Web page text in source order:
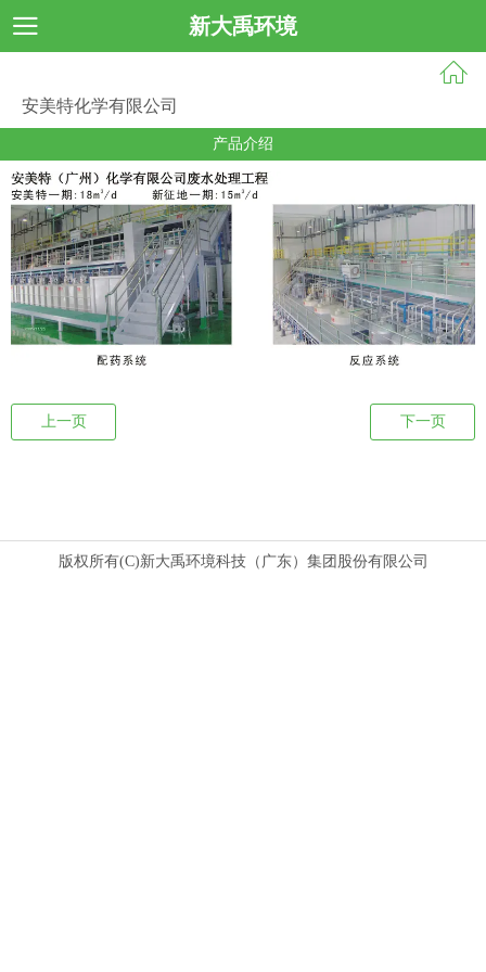
新大禹环境
安美特化学有限公司
产品介绍
上一页 下一页
版权所有(C)新大禹环境科技（广东）集团股份有限公司